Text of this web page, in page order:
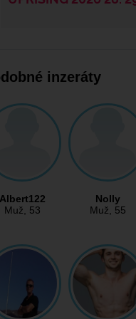
inzeráty
Muž, 53
Nolly
Muž, 55